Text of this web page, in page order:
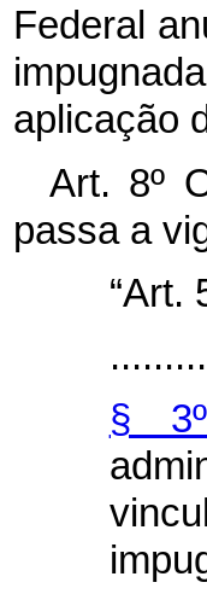
Federal
aplicação
Art. 8º
passa a
“Art.
§